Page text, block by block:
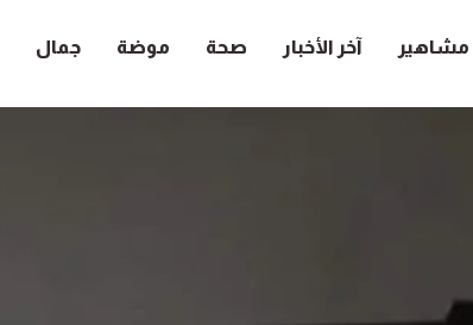
مشاهير آخر الأخبار صحة موضة جمال